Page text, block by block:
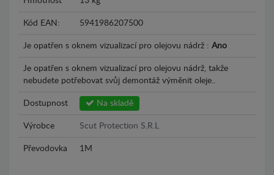
Kód EAN: 5941986207500
Je opatřen s oknem vizualizací pro olejovu nádrž : Ano
Je opatřen s oknem vizualizací pro olejovu nádrž, takže
nebudete potřebovat svůj demontáž výměnit oleje..
Dostupnost Na skladě
Výrobce Scut Protection S.R.L
Převodovka 1M